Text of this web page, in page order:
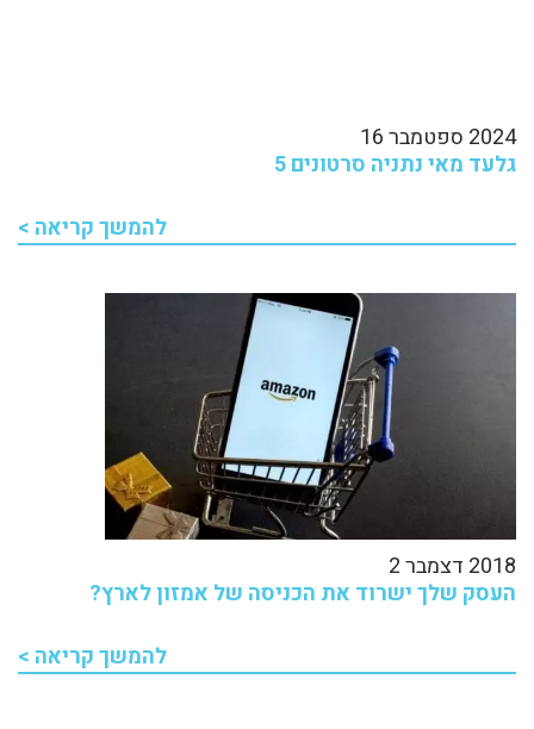
2024 ספטמבר 16
גלעד מאי נתניה סרטונים 5
להמשך קריאה >
2018 דצמבר 2
העסק שלך ישרוד את הכניסה של אמזון לארץ?
להמשך קריאה >